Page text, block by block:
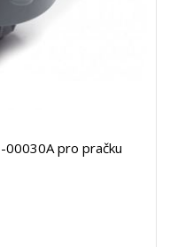
00030A pro pračku